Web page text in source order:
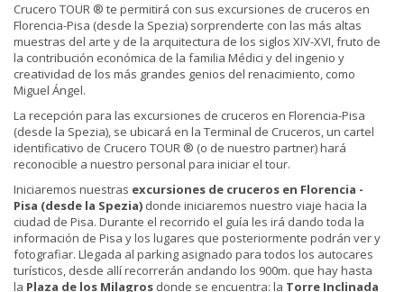
Crucero TOUR ® te permitirá con sus excursiones de cruceros en
Florencia-Pisa (desde la Spezia) sorprenderte con las más altas
muestras del arte y de la arquitectura de los siglos XIV-XVI, fruto de
la contribución económica de la familia Médici y del ingenio y
creatividad de los más grandes genios del renacimiento, como
Miguel Ángel.
La recepción para las excursiones de cruceros en Florencia-Pisa
(desde la Spezia), se ubicará en la Terminal de Cruceros, un cartel
identificativo de Crucero TOUR ® (o de nuestro partner) hará
reconocible a nuestro personal para iniciar el tour.
Iniciaremos nuestras excursiones de cruceros en Florencia -
Pisa (desde la Spezia) donde iniciaremos nuestro viaje hacia la
ciudad de Pisa. Durante el recorrido el guía les irá dando toda la
información de Pisa y los lugares que posteriormente podrán ver y
fotografiar. Llegada al parking asignado para todos los autocares
turísticos, desde allí recorrerán andando los 900m. que hay hasta
la Plaza de los Milagros donde se encuentra: la Torre Inclinada